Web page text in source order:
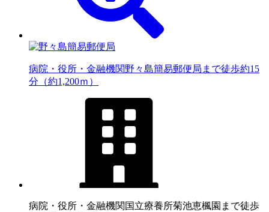
病院・役所・金融機関野々島簡易郵便局まで徒歩約15
分（約1,200ｍ）
病院・役所・金融機関 国立療養所菊池恵楓園まで徒歩